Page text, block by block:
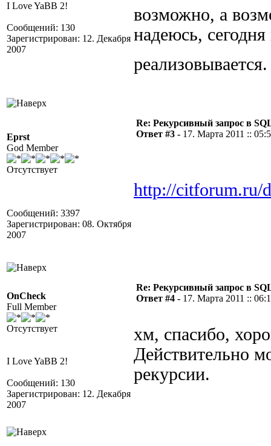
I Love YaBB 2!
Сообщений: 130
Зарегистрирован: 12. Декабря
2007
возможно, а
надеюсь,
Eprst
God Member
Отсутствует
Сообщений: 3397
Зарегистрирован: 08. Октября
2007
Re: Рекурсивный запрос в
Ответ #3 - 17. Марта 2011 ::
http://citforum.ru/
OnCheck
Full Member
Отсутствует
I Love YaBB 2!
Сообщений: 130
Зарегистрирован: 12. Декабря
2007
Re: Рекурсивный запрос в
Ответ #4 - 17. Марта 2011 ::
хм, спасибо,
Действительно
рекурсии.